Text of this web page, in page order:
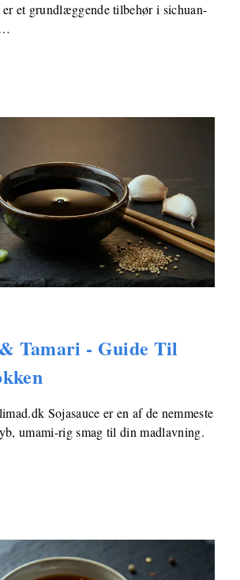
et grundlæggende tilbehør i sichuan-
Tamari - Guide Til
Sojasauce er en af de nemmeste
umami-rig smag til din madlavning.